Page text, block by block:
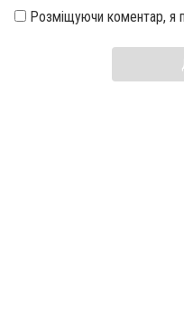
Розміщуючи коментар, я